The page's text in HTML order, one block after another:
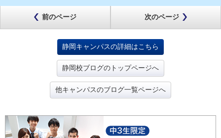
前のページ 次のページ
静岡キャンパスの詳細はこちら
静岡校ブログのトップページへ
他キャンパスのブログ一覧ページへ